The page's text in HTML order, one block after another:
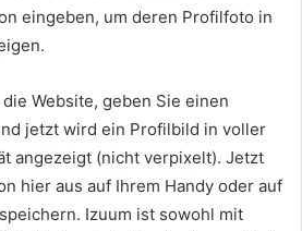
eingeben, um deren Profilfoto in
Website, geben Sie einen
jetzt wird ein Profilbild in voller
angezeigt (nicht verpixelt). Jetzt
hier aus auf Ihrem Handy oder auf
Izuum ist sowohl mit